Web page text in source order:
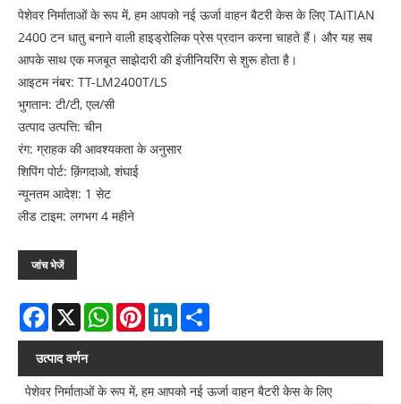
पेशेवर निर्माताओं के रूप में, हम आपको नई ऊर्जा वाहन बैटरी केस के लिए TAITIAN
2400 टन धातु बनाने वाली हाइड्रोलिक प्रेस प्रदान करना चाहते हैं। और यह सब
आपके साथ एक मजबूत साझेदारी की इंजीनियरिंग से शुरू होता है।
आइटम नंबर: TT-LM2400T/LS
भुगतान: टी/टी, एल/सी
उत्पाद उत्पत्ति: चीन
रंग: ग्राहक की आवश्यकता के अनुसार
शिपिंग पोर्ट: क़िंगदाओ, शंघाई
न्यूनतम आदेश: 1 सेट
लीड टाइम: लगभग 4 महीने
जांच भेजें
Facebook
X WhatsAppPinterestLinkedIn
उत्पाद वर्णन
पेशेवर निर्माताओं के रूप में, हम आपको नई ऊर्जा वाहन बैटरी केस के लिए